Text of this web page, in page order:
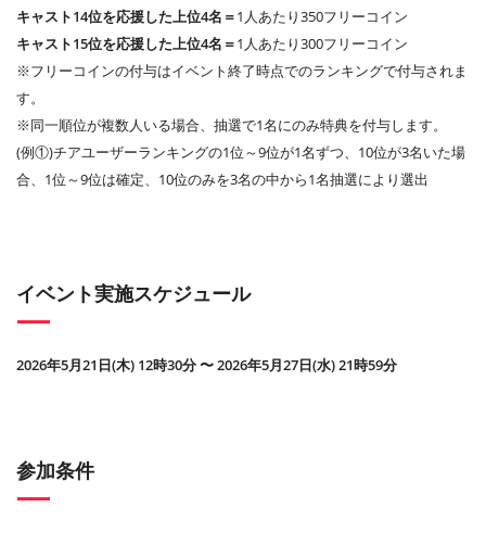
キャスト14位を応援した上位4名＝1人あたり350フリーコイン
キャスト15位を応援した上位4名＝1人あたり300フリーコイン
※フリーコインの付与はイベント終了時点でのランキングで付与されま
す。
※同一順位が複数人いる場合、抽選で1名にのみ特典を付与します。
(例①)チアユーザーランキングの1位～9位が1名ずつ、10位が3名いた場
合、1位～9位は確定、10位のみを3名の中から1名抽選により選出
イベント実施スケジュール
2026年5月21日(木) 12時30分 〜 2026年5月27日(水) 21時59分
参加条件